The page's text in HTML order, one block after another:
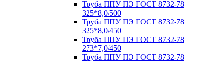
Труба ППУ ПЭ ГОСТ 8732-78
325*8,0/500
Труба ППУ ПЭ ГОСТ 8732-78
325*8,0/450
Труба ППУ ПЭ ГОСТ 8732-78
273*7,0/450
Труба ППУ ПЭ ГОСТ 8732-78